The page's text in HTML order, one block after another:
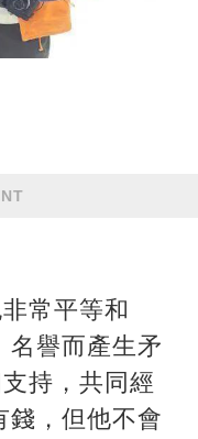
常平等和
名譽而產生矛
持，共同經
錢，但他不會